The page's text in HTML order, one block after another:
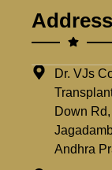
Address
Dr. VJs
Down
Andhra